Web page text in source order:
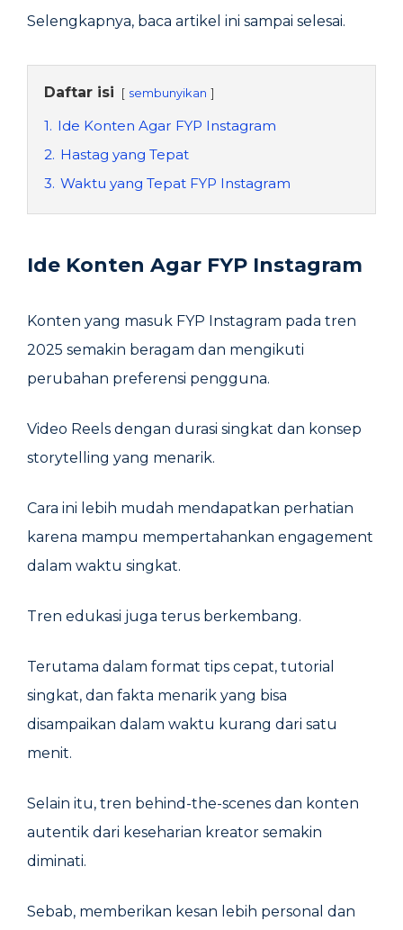
Selengkapnya, baca artikel ini sampai selesai.
Daftar isi sembunyikan
1. Ide Konten Agar FYP Instagram
2. Hastag yang Tepat
3. Waktu yang Tepat FYP Instagram
Ide Konten Agar FYP Instagram
Konten yang masuk FYP Instagram pada tren
2025 semakin beragam dan mengikuti
perubahan preferensi pengguna.
Video Reels dengan durasi singkat dan konsep
storytelling yang menarik.
Cara ini lebih mudah mendapatkan perhatian
karena mampu mempertahankan engagement
dalam waktu singkat.
Tren edukasi juga terus berkembang.
Terutama dalam format tips cepat, tutorial
singkat, dan fakta menarik yang bisa
disampaikan dalam waktu kurang dari satu
menit.
Selain itu, tren behind-the-scenes dan konten
autentik dari keseharian kreator semakin
diminati.
Sebab, memberikan kesan lebih personal dan